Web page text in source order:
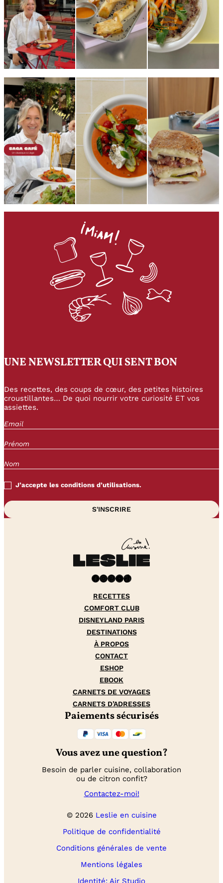
UNE NEWSLETTER QUI SENT BON
Des recettes, des coups de cœur, des petites histoires
croustillantes… De quoi nourrir votre curiosité ET vos
assiettes.
J’accepte les conditions d’utilisations.
Facebook InstagramPinterest YouTube TikTok
RECETTES
COMFORT CLUB
DISNEYLAND PARIS
DESTINATIONS
À PROPOS
CONTACT
ESHOP
EBOOK
CARNETS DE VOYAGES
CARNETS D’ADRESSES
Paiements sécurisés
Vous avez une question?
Besoin de parler cuisine, collaboration
ou de citron confit?
Contactez-moi!
© 2026 Leslie en cuisine
Politique de confidentialité
Conditions générales de vente
Mentions légales
Identité: Air Studio